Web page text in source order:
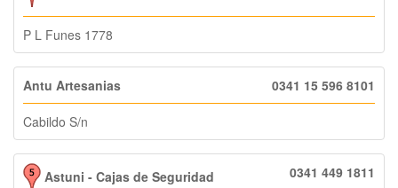
P L Funes 1778
Antu Artesanias 0341 15 596 8101
Cabildo S/n
Astuni - Cajas de Seguridad 0341 449 1811